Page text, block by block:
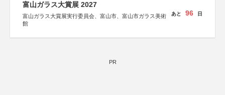
富山ガラス大賞展 2027
富山ガラス大賞展実行委員会、富山市、富山市ガラス美術
館
あと 96 日
PR